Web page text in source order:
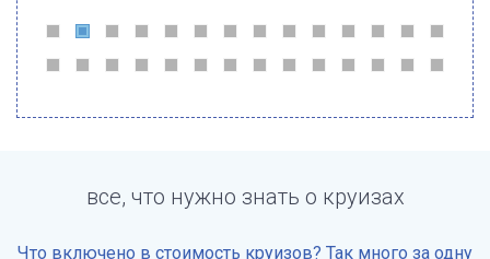
все, что нужно знать о круизах
Что включено в стоимость круизов? Так много за одну